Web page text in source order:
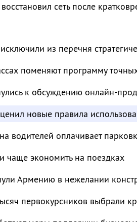
сеть после
из перечня
поменяют программу
к обсуждению онлайн-
новые правила
водителей оплачивает
чаще экономить на поездках
Армению в нежелании
первокурсников выбрали